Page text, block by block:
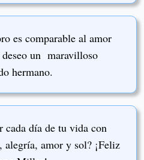
es comparable al amor
deseo un maravilloso
hermano.
cada día de tu vida con
alegría, amor y sol? ¡Feliz